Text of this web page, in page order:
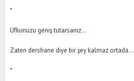
*
Ufkunuzu geniş tutarsanız…
Zaten dershane diye bir şey kalmaz ortada…
*